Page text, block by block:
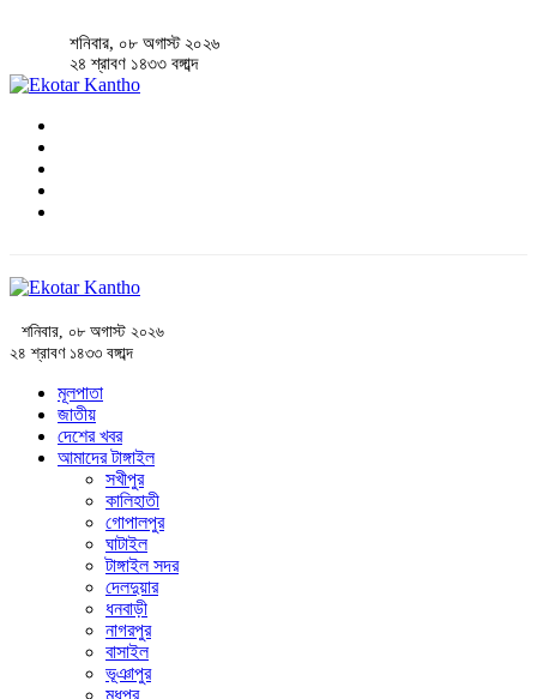
শনিবার, ০৮ অগাস্ট ২০২৬
২৪ শ্রাবণ ১৪৩৩ বঙ্গাব্দ
শনিবার, ০৮ অগাস্ট ২০২৬
২৪ শ্রাবণ ১৪৩৩ বঙ্গাব্দ
মূলপাতা
জাতীয়
দেশের খবর
আমাদের টাঙ্গাইল
সখীপুর
কালিহাতী
গোপালপুর
ঘাটাইল
টাঙ্গাইল সদর
দেলদুয়ার
ধনবাড়ী
নাগরপুর
বাসাইল
ভূঞাপুর
মধুপুর